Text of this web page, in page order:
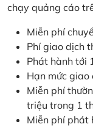
chạy quảng cáo
Miễn phí
Phí giao dịch
Phát hành tới
Hạn mức
Miễn phí
triệu trong 1
Miễn phí phát